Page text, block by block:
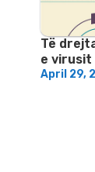
Të
e virusit
April 29,